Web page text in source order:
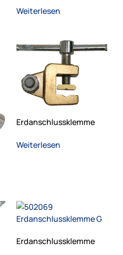
Weiterlesen
Erdanschlussklemme
Weiterlesen
Erdanschlussklemme